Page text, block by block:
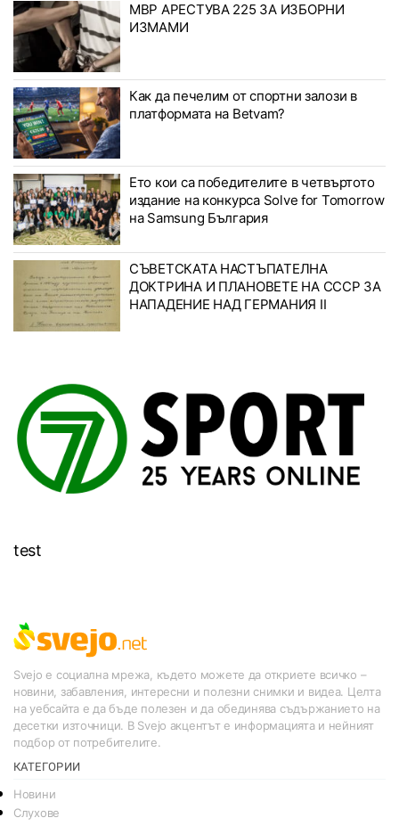
МВР АРЕСТУВА 225 ЗА ИЗБОРНИ
ИЗМАМИ
Как да печелим от спортни залози в
платформата на Betvam?
Ето кои са победителите в четвъртото
издание на конкурса Solve for Tomorrow
на Samsung България
СЪВЕТСКАТА НАСТЪПАТЕЛНА
ДОКТРИНА И ПЛАНОВЕТЕ НА СССР ЗА
НАПАДЕНИЕ НАД ГЕРМАНИЯ II
test
Svejo е социална мрежа, където можете да откриете всичко –
новини, забавления, интересни и полезни снимки и видеа. Целта
на уебсайта е да бъде полезен и да обединява съдържанието на
десетки източници. В Svejo акцентът е информацията и нейният
подбор от потребителите.
КАТЕГОРИИ
Новини
Слухове